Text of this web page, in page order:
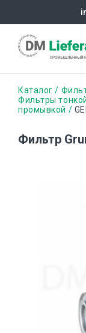
основному
Строка
Каталог
Фильтры
промывкой
Фильтр